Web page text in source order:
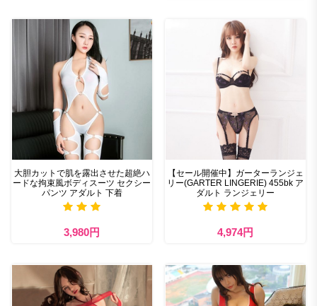
大胆カットで肌を露出させた超絶ハ
ードな拘束風ボディスーツ セクシー
パンツ アダルト 下着
3,980円
【セール開催中】ガーターランジェ
リー(GARTER LINGERIE) 455bk ア
ダルト ランジェリー
4,974円